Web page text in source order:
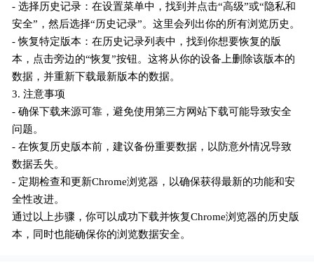
- 选择历史记录：在设置菜单中，找到并点击“高级”或“隐私和
安全”，然后选择“历史记录”。这里会列出你的所有浏览历史。
- 恢复特定版本：在历史记录列表中，找到你想要恢复的版
本，点击旁边的“恢复”按钮。这将从你的设备上删除该版本的
数据，并重新下载最新版本的数据。
3. 注意事项
- 确保下载来源可靠，避免使用第三方网站下载可能导致安全
问题。
- 在恢复历史版本前，建议备份重要数据，以防意外情况导致
数据丢失。
- 定期检查和更新Chrome浏览器，以确保获得最新的功能和安
全性改进。
通过以上步骤，你可以成功下载并恢复Chrome浏览器的历史版
本，同时也能确保你的浏览数据安全。